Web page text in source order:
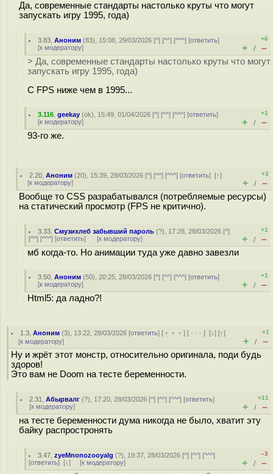
Да, современные стандарты настолько круты что могут
запускать игру 1995, года)
3.83 ,Аноним (83), 15:08, 29/03/2026 [^] [^^] [^^^] [ответить]
[к модератору]
+6
+ / –
> Да, современные стандарты настолько круты что могут
запускать игру 1995, года)
C FPS ниже чем в 1995...
3.116 ,geekay (ok), 15:49, 01/04/2026 [^] [^^] [^^^] [ответить]
[к модератору]
+1
+ / –
93-го же.
2.20 ,Аноним (20), 15:39, 28/03/2026 [^] [^^] [^^^] [ответить][↑]
[к модератору]
+3
+ / –
Вообще то CSS разрабатывался (потребляемые ресурсы)
на статический просмотр (FPS не критично).
3.33 ,Смузихлеб забывший пароль (?), 17:28, 28/03/2026 [^]
[^^] [^^^] [ответить] [к модератору]
+1
+ / –
мб когда-то. Но анимации туда уже давно завезли
3.50 ,Аноним (50), 20:25, 28/03/2026 [^] [^^] [^^^] [ответить]
[к модератору]
+1
+ / –
Html5: да ладно?!
1.3 ,Аноним (3), 13:22, 28/03/2026 [ответить] [ ﹢﹢﹢] [ · · ·][↓] [↑]
[к модератору]
+1
+ / –
Ну и жрёт этот монстр, относительно оригинала, поди будь
здоров!
Это вам не Doom на тесте беременности.
2.31 ,Абырвалг (?), 17:20, 28/03/2026 [^] [^^] [^^^] [ответить]
[к модератору]
+11
+ / –
на тесте беременности дума никогда не было, хватит эту
байку распростронять
3.47 ,zyeMnonozooyalg (?), 19:37, 28/03/2026 [^] [^^] [^^^]
[ответить] [↓] [к модератору]
–3
+ / –